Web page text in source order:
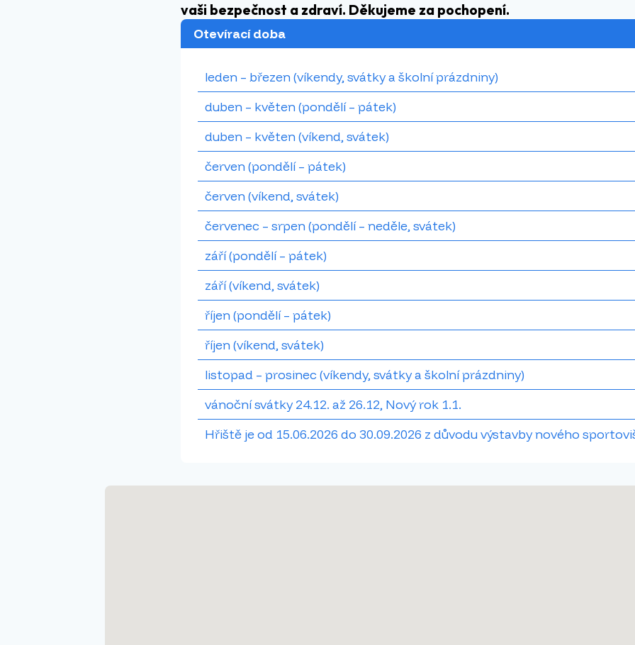
vaši bezpečnost a zdraví. Děkujeme za pochopení.
Otevírací doba
leden – březen (víkendy, svátky a školní prázdniny)
duben – květen (pondělí – pátek)
duben – květen (víkend, svátek)
červen (pondělí – pátek)
červen (víkend, svátek)
červenec – srpen (pondělí – neděle, svátek)
září (pondělí – pátek)
září (víkend, svátek)
říjen (pondělí – pátek)
říjen (víkend, svátek)
listopad – prosinec (víkendy, svátky a školní prázdniny)
vánoční svátky 24.12. až 26.12, Nový rok 1.1.
Hřiště je od 15.06.2026 do 30.09.2026 z důvodu výstavby nového